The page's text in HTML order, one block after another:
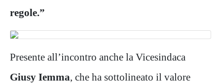
regole.”
Presente all’incontro anche la Vicesindaca
Giusy Iemma, che ha sottolineato il valore